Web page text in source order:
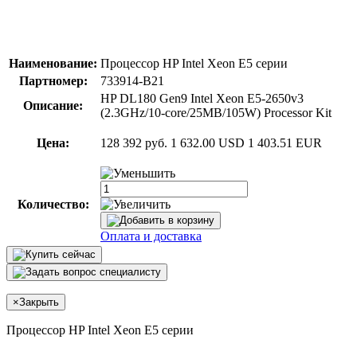
Наименование: Процессор HP Intel Xeon E5 серии
Партномер:
733914-B21
Описание:
HP DL180 Gen9 Intel Xeon E5-2650v3
(2.3GHz/10-core/25MB/105W) Processor Kit
Цена: 128 392 руб. 1 632.00 USD 1 403.51 EUR
Количество:
Оплата и доставка
×Закрыть
Процессор HP Intel Xeon E5 серии